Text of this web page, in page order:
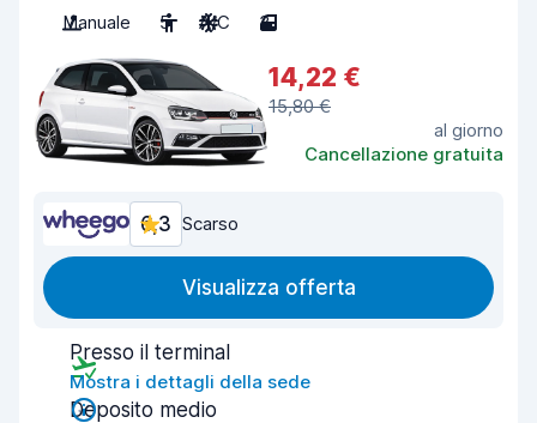
Manuale
5 A/C 3
14,22 €
15,80 €
al giorno
Cancellazione gratuita
6,3 Scarso
Visualizza offerta
Presso il terminal
Mostra i dettagli della sede
Deposito medio